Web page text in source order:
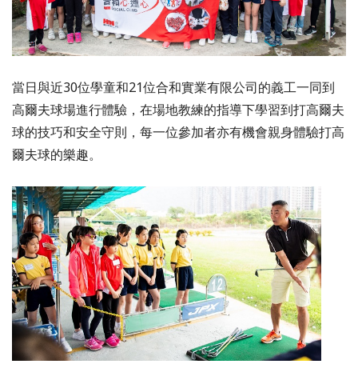
當日與近30位學童和21位合和實業有限公司的義工一同到
高爾夫球場進行體驗，在場地教練的指導下學習到打高爾夫
球的技巧和安全守則，每一位參加者亦有機會親身體驗打高
爾夫球的樂趣。